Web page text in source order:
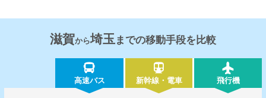
滋賀から埼玉 までの移動手段を比較
高速バス 新幹線・電車 飛行機